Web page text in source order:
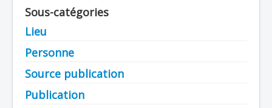
Aide
Contactez-nous
A propos
Sous-catégories
Lieu
Personne
Source publication
Publication